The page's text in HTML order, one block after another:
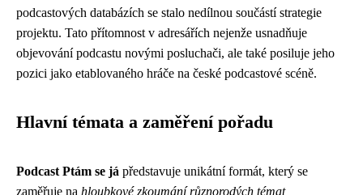
podcastových databázích se stalo nedílnou součástí strategie
projektu. Tato přítomnost v adresářích nejenže usnadňuje
objevování podcastu novými posluchači, ale také posiluje jeho
pozici jako etablovaného hráče na české podcastové scéně.
Hlavní témata a zaměření pořadu
Podcast Ptám se já představuje unikátní formát, který se
zaměřuje na hloubkové zkoumání různorodých témat